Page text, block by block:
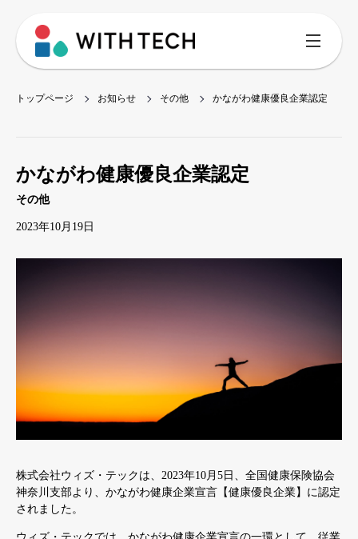
トップページ お知らせ その他 かながわ健康優良企業認定
かながわ健康優良企業認定
その他
2023年10月19日
株式会社ウィズ・テックは、2023年10月5日、全国健康保険協会
神奈川支部より、かながわ健康企業宣言【健康優良企業】に認定
されました。